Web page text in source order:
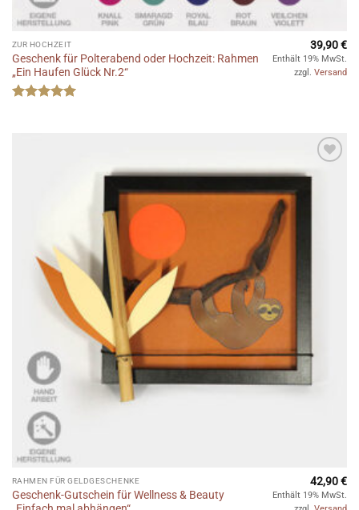
ZUR HOCHZEIT
Geschenk für Polterabend oder Hochzeit: Rahmen
„Ein Haufen Glück Nr.2“
39,90€
Enthält 19% MwSt.
zzgl.Versand
Auf die
RAHMEN FÜR GELDGESCHENKE
Geschenk-Gutschein für Wellness & Beauty
42,90€
Enthält 19% MwSt.